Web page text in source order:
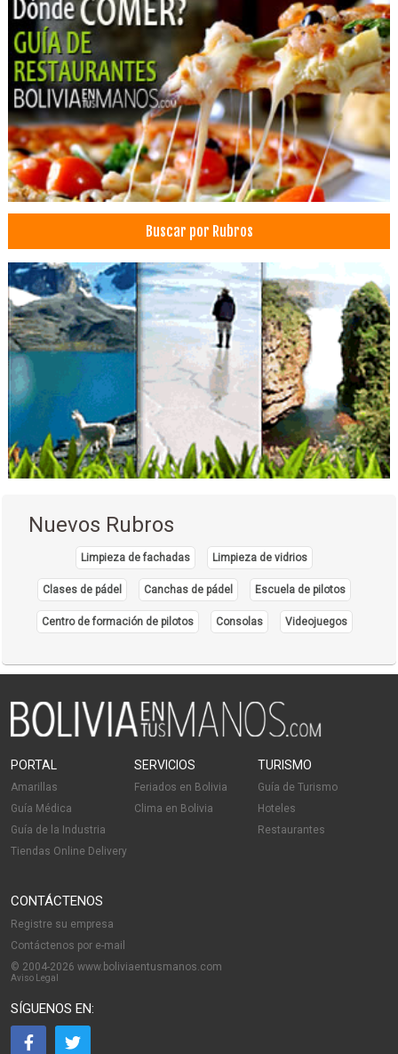
Buscar por Rubros
Nuevos Rubros
Limpieza de fachadas Limpieza de vidrios
Clases de pádel Canchas de pádel Escuela de pilotos
Centro de formación de pilotos Consolas Videojuegos
PORTAL
Amarillas
Guía Médica
Guía de la Industria
Tiendas Online Delivery
SERVICIOS
Feriados en Bolivia
Clima en Bolivia
TURISMO
Guía de Turismo
Hoteles
Restaurantes
CONTÁCTENOS
Registre su empresa
Contáctenos por e-mail
© 2004-2026 www.boliviaentusmanos.com
Aviso Legal
SÍGUENOS EN: